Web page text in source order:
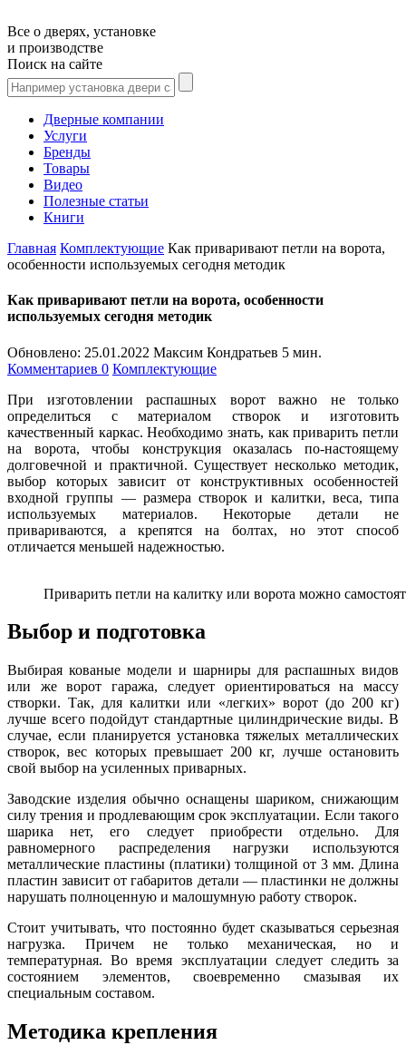
Все о дверях, установке
и производстве
Поиск на сайте
Дверные компании
Услуги
Бренды
Товары
Видео
Полезные статьи
Книги
Главная Комплектующие Как приваривают петли на ворота,
особенности используемых сегодня методик
Как приваривают петли на ворота, особенности
используемых сегодня методик
Обновлено: 25.01.2022 Максим Кондратьев 5 мин.
Комментариев 0 Комплектующие
При изготовлении распашных ворот важно не только
определиться с материалом створок и изготовить
качественный каркас. Необходимо знать, как приварить петли
на ворота, чтобы конструкция оказалась по-настоящему
долговечной и практичной. Существует несколько методик,
выбор которых зависит от конструктивных особенностей
входной группы — размера створок и калитки, веса, типа
используемых материалов. Некоторые детали не
привариваются, а крепятся на болтах, но этот способ
отличается меньшей надежностью.
Приварить петли на калитку или ворота можно
Выбор и подготовка
Выбирая кованые модели и шарниры для распашных видов
или же ворот гаража, следует ориентироваться на массу
створки. Так, для калитки или «легких» ворот (до 200 кг)
лучше всего подойдут стандартные цилиндрические виды. В
случае, если планируется установка тяжелых металлических
створок, вес которых превышает 200 кг, лучше остановить
свой выбор на усиленных приварных.
Заводские изделия обычно оснащены шариком, снижающим
силу трения и продлевающим срок эксплуатации. Если такого
шарика нет, его следует приобрести отдельно. Для
равномерного распределения нагрузки используются
металлические пластины (платики) толщиной от 3 мм. Длина
пластин зависит от габаритов детали — пластинки не должны
нарушать полноценную и малошумную работу створок.
Стоит учитывать, что постоянно будет сказываться серьезная
нагрузка. Причем не только механическая, но и
температурная. Во время эксплуатации следует следить за
состоянием элементов, своевременно смазывая их
специальным составом.
Методика крепления